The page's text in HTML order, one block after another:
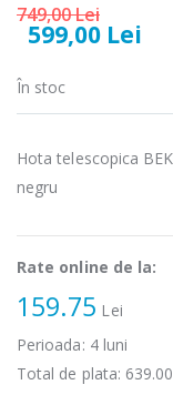
749,00 Lei
599,00 Lei
În stoc
Hota telescopica
negru
Rate online de la:
159.75 Lei
Perioada: 4luni
Total de plata: 639.00
Heinner ...
automat
-25%
...
89,00 Lei